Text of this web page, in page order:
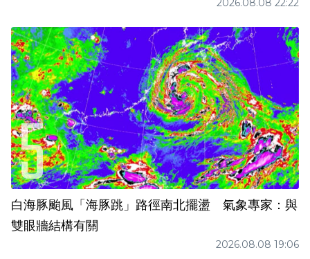
2026.08.08 22:22
白海豚颱風「海豚跳」路徑南北擺盪 氣象專家：與
雙眼牆結構有關
2026.08.08 19:06